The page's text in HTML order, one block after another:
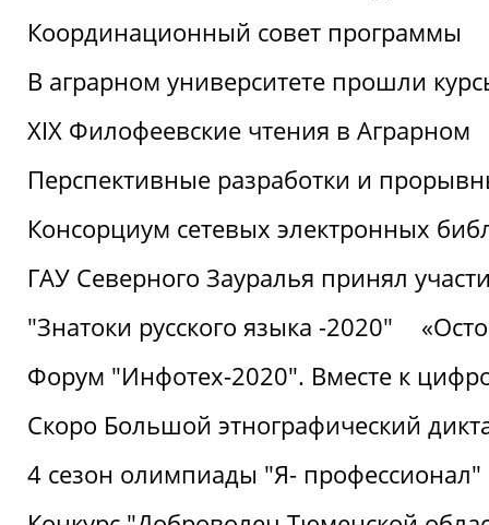
Координационный совет программы
В аграрном университете прошли
XIX Филофеевские чтения в Аграрном
Перспективные разработки и
Консорциум сетевых электронных
ГАУ Северного Зауралья принял
"Знатоки русского языка -2020"
Форум "Инфотех-2020". Вместе к
Скоро Большой этнографический
4 сезон олимпиады "Я- профессионал"